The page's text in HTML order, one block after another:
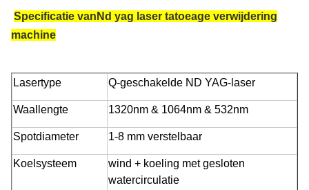
Specificatie van Nd yag laser tatoeage verwijdering
machine
Lasertype Q-geschakelde ND YAG-laser
Waallengte 1320nm & 1064nm & 532nm
Spotdiameter 1-8 mm verstelbaar
Koelsysteem
wind + koeling met gesloten
watercirculatie